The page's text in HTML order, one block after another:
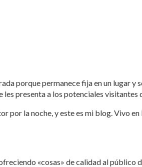
porque permanece fija en un lugar
les presenta a los potenciales
por la noche, y este es mi blog. Vivo
«cosas» de calidad al